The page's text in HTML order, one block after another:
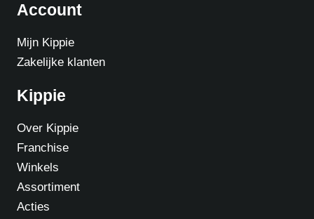
Account
Mijn Kippie
Zakelijke klanten
Kippie
Over Kippie
Franchise
Winkels
Assortiment
Acties